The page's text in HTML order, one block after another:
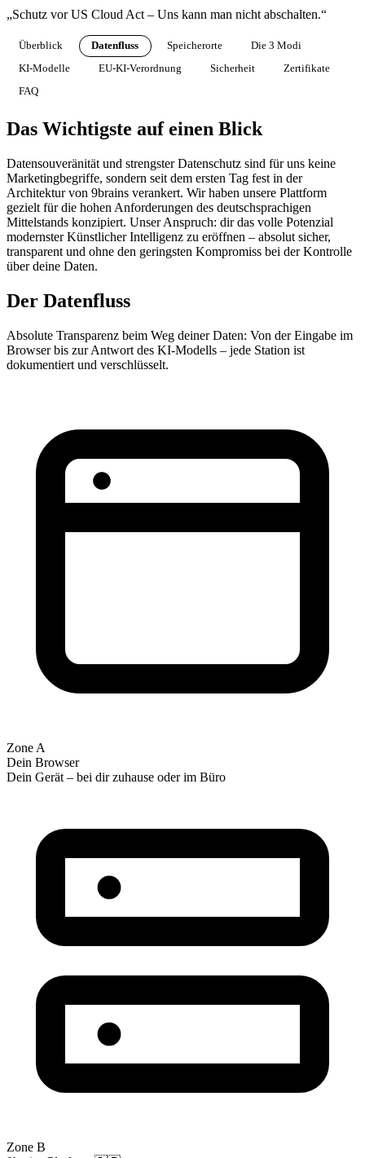
„Schutz vor US Cloud Act – Uns kann man nicht abschalten.“
Überblick Datenfluss Speicherorte
Die 3 Modi
KI-Modelle
EU-KI-Verordnung Sicherheit
Zertifikate
FAQ
Das Wichtigste auf einen Blick
Datensouveränität und strengster Datenschutz sind für uns keine
Marketingbegriffe, sondern seit dem ersten Tag fest in der
Architektur von 9brains verankert. Wir haben unsere Plattform
gezielt für die hohen Anforderungen des deutschsprachigen
Mittelstands konzipiert. Unser Anspruch: dir das volle Potenzial
modernster Künstlicher Intelligenz zu eröffnen – absolut sicher,
transparent und ohne den geringsten Kompromiss bei der Kontrolle
über deine Daten.
Der Datenfluss
Absolute Transparenz beim Weg deiner Daten: Von der Eingabe im
Browser bis zur Antwort des KI-Modells – jede Station ist
dokumentiert und verschlüsselt.
Zone A
Dein Browser
Dein Gerät – bei dir zuhause oder im Büro
Zone B